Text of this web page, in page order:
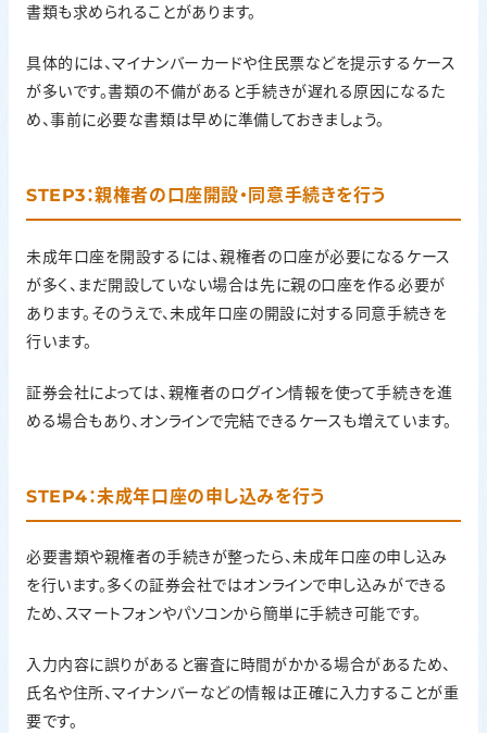
書類も求められることがあります。
具体的には、マイナンバーカードや住民票などを提示するケース
が多いです。書類の不備があると手続きが遅れる原因になるた
め、事前に必要な書類は早めに準備しておきましょう。
STEP3：親権者の口座開設・同意手続きを行う
未成年口座を開設するには、親権者の口座が必要になるケース
が多く、まだ開設していない場合は先に親の口座を作る必要が
あります。そのうえで、未成年口座の開設に対する同意手続きを
行います。
証券会社によっては、親権者のログイン情報を使って手続きを進
める場合もあり、オンラインで完結できるケースも増えています。
STEP4：未成年口座の申し込みを行う
必要書類や親権者の手続きが整ったら、未成年口座の申し込み
を行います。多くの証券会社ではオンラインで申し込みができる
ため、スマートフォンやパソコンから簡単に手続き可能です。
入力内容に誤りがあると審査に時間がかかる場合があるため、
氏名や住所、マイナンバーなどの情報は正確に入力することが重
要です。